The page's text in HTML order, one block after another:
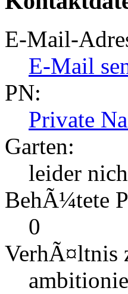
E-Mail-
E-Mail
PN:
Private
Garten:
leider
BehÃ¼tete
0
VerhÃ¤ltnis